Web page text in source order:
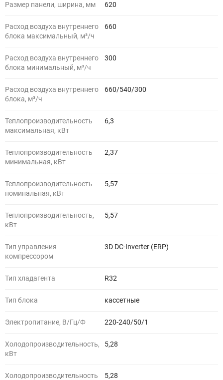
Размер панели, ширина, мм 620
Расход воздуха внутреннего
блока максимальный, м³/ч
660
Расход воздуха внутреннего
блока минимальный, м³/ч
300
Расход воздуха внутреннего
блока, м³/ч
660/540/300
Теплопроизводительность
максимальная, кВт
6,3
Теплопроизводительность
минимальная, кВт
2,37
Теплопроизводительность
номинальная, кВт
5,57
Теплопроизводительность,
кВт
5,57
Тип управления
компрессором
3D DC-Inverter (ERP)
Тип хладагента R32
Тип блока кассетные
Электропитание, В/Гц/Ф 220-240/50/1
Холодопроизводительность,
кВт
5,28
Холодопроизводительность
5,28